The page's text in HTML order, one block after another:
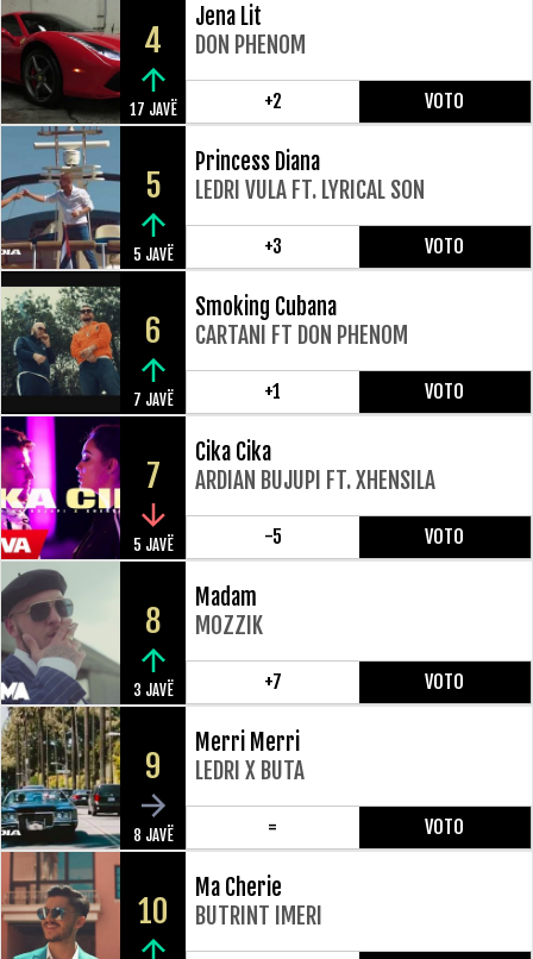
4
17 JAVË
Jena Lit
DON PHENOM
+2 VOTO
5
5 JAVË
Princess Diana
LEDRI VULA FT. LYRICAL SON
+3 VOTO
6
7 JAVË
Smoking Cubana
CARTANI FT DON PHENOM
+1 VOTO
7
5 JAVË
Cika Cika
ARDIAN BUJUPI FT. XHENSILA
-5 VOTO
8
3 JAVË
Madam
MOZZIK
+7 VOTO
9
8 JAVË
Merri Merri
LEDRI X BUTA
= VOTO
10
Ma Cherie
BUTRINT IMERI